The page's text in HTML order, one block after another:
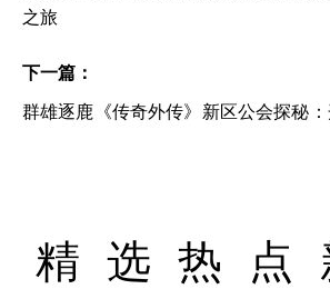
之旅
下一篇：
群雄逐鹿《传奇外传》新区公会探秘
精选热